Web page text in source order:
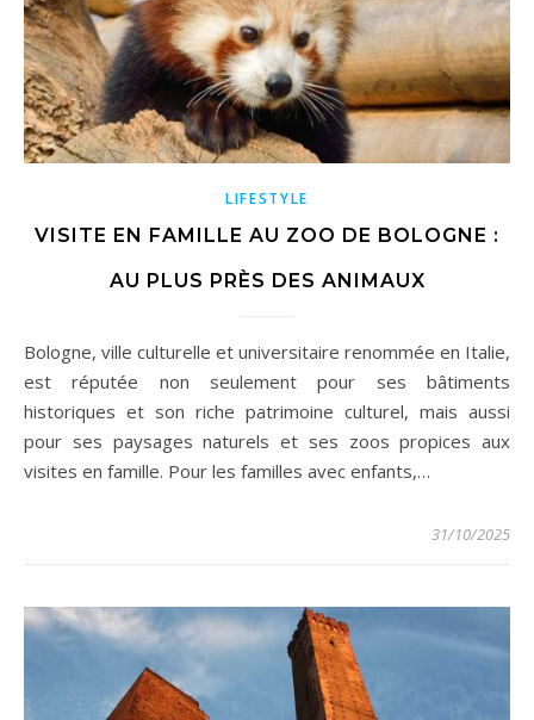
LIFESTYLE
VISITE EN FAMILLE AU ZOO DE BOLOGNE :
AU PLUS PRÈS DES ANIMAUX
Bologne, ville culturelle et universitaire renommée en Italie,
est réputée non seulement pour ses bâtiments
historiques et son riche patrimoine culturel, mais aussi
pour ses paysages naturels et ses zoos propices aux
visites en famille. Pour les familles avec enfants,…
31/10/2025